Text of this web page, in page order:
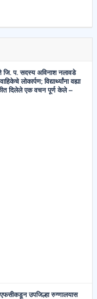
जि. प. सदस्य अविनाश नलावडे
लोकार्पण; विद्यार्थ्यांना वह्या
दिलेले एक वचन पूर्ण केले –
उपजिल्हा रुग्णालयास